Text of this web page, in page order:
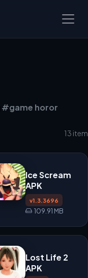
#game horor
13 item
Ice Scream
APK
v1.3.3696
109.91 MB
Lost Life 2
APK